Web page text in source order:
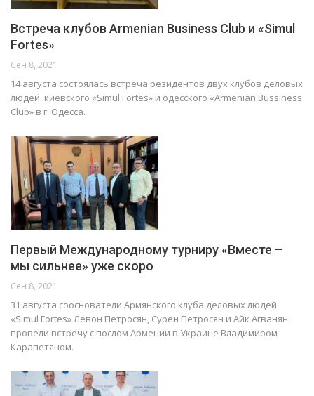
Встреча клубов Armenian Business Club и «Simul
Fortes»
Сен 8, 2021
14 августа состоялась встреча резидентов двух клубов деловых
людей: киевского «Simul Fortes» и одесского «Armenian Bussiness
Club» в г. Одесса.
Первый Международному турниру «Вместе –
мы сильнее» уже скоро
Сен 8, 2021
31 августа сооснователи Армянского клуба деловых людей
«Simul Fortes» Левон Петросян, Сурен Петросян и Айк Агванян
провели встречу с послом Армении в Украине Владимиром
Карапетяном.